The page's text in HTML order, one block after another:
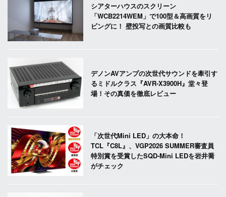
シアターハウスのスクリーン
「WCB2214WEM」で100型＆高画質をリ
ビングに！ 壁投写との画質比較も
デノンAVアンプの次世代サウンドを牽引す
るミドルクラス『AVR-X3900H』堂々登
場！その真価を徹底レビュー
「次世代Mini LED」の大本命！
TCL『C8L』、VGP2026 SUMMER審査員
特別賞を受賞したSQD-Mini LEDを岩井喬
がチェック